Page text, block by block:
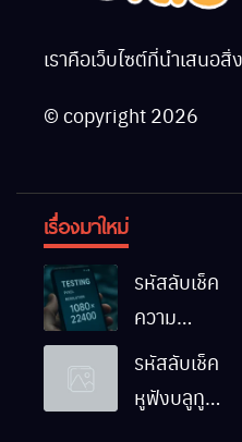
เราคือเว็บไซต์ที่นำเสนอ
© copyright 2026
เรื่องมาใหม่
รหัสลับเช็ค
ความ
ละเอียดหน้า
จอมือถือ
รหัสลับเช็ค
หูฟังบลูทูธ